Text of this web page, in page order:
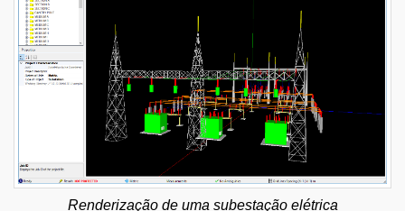
Renderização de uma subestação elétrica